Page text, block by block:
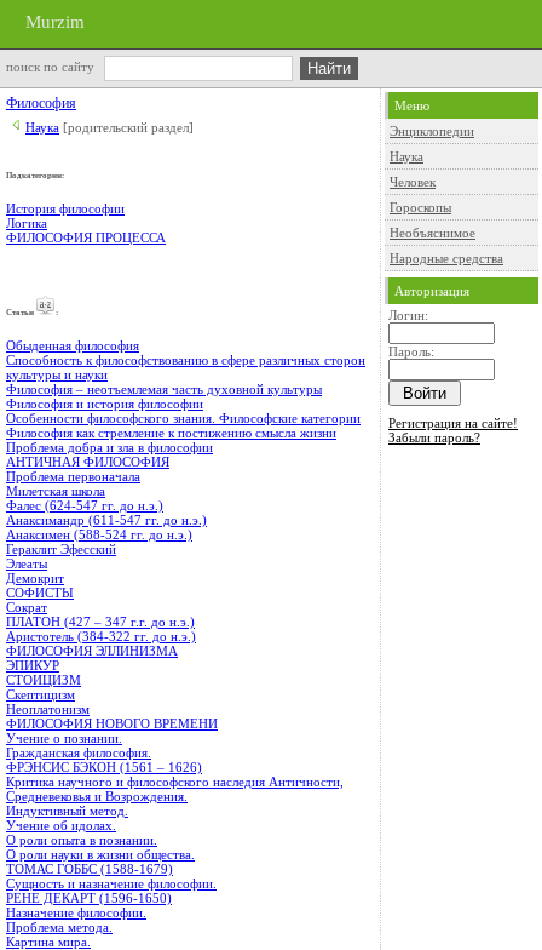
Murzim
поиск по сайту
Философия
Наука [родительский раздел]
Подкатегории:
История философии
Логика
ФИЛОСОФИЯ ПРОЦЕССА
Cтатьи :
Обыденная философия
Способность к философствованию в сфере различных сторон
культуры и науки
Философия – неотъемлемая часть духовной культуры
Философия и история философии
Особенности философского знания. Философские категории
Философия как стремление к постижению смысла жизни
Проблема добра и зла в философии
АНТИЧНАЯ ФИЛОСОФИЯ
Проблема первоначала
Милетская школа
Фалес (624-547 гг. до н.э.)
Анаксимандр (611-547 гг. до н.э.)
Анаксимен (588-524 гг. до н.э.)
Гераклит Эфесский
Элеаты
Демокрит
СОФИСТЫ
Сократ
ПЛАТОН (427 – 347 г.г. до н.э.)
Аристотель (384-322 гг. до н.э.)
ФИЛОСОФИЯ ЭЛЛИНИЗМА
ЭПИКУР
СТОИЦИЗМ
Скептицизм
Неоплатонизм
ФИЛОСОФИЯ НОВОГО ВРЕМЕНИ
Учение о познании.
Гражданская философия.
ФРЭНСИС БЭКОН (1561 – 1626)
Критика научного и философского наследия Античности,
Средневековья и Возрождения.
Индуктивный метод.
Учение об идолах.
О роли опыта в познании.
О роли науки в жизни общества.
ТОМАС ГОББС (1588-1679)
Сущность и назначение философии.
РЕНЕ ДЕКАРТ (1596-1650)
Назначение философии.
Проблема метода.
Картина мира.
Меню
Энциклопедии
Наука
Человек
Гороскопы
Необъяснимое
Народные средства
Авторизация
Логин:
Пароль:
Регистрация на сайте!
Забыли пароль?